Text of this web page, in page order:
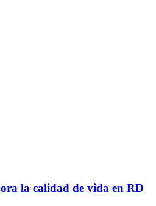
la calidad de vida en RD